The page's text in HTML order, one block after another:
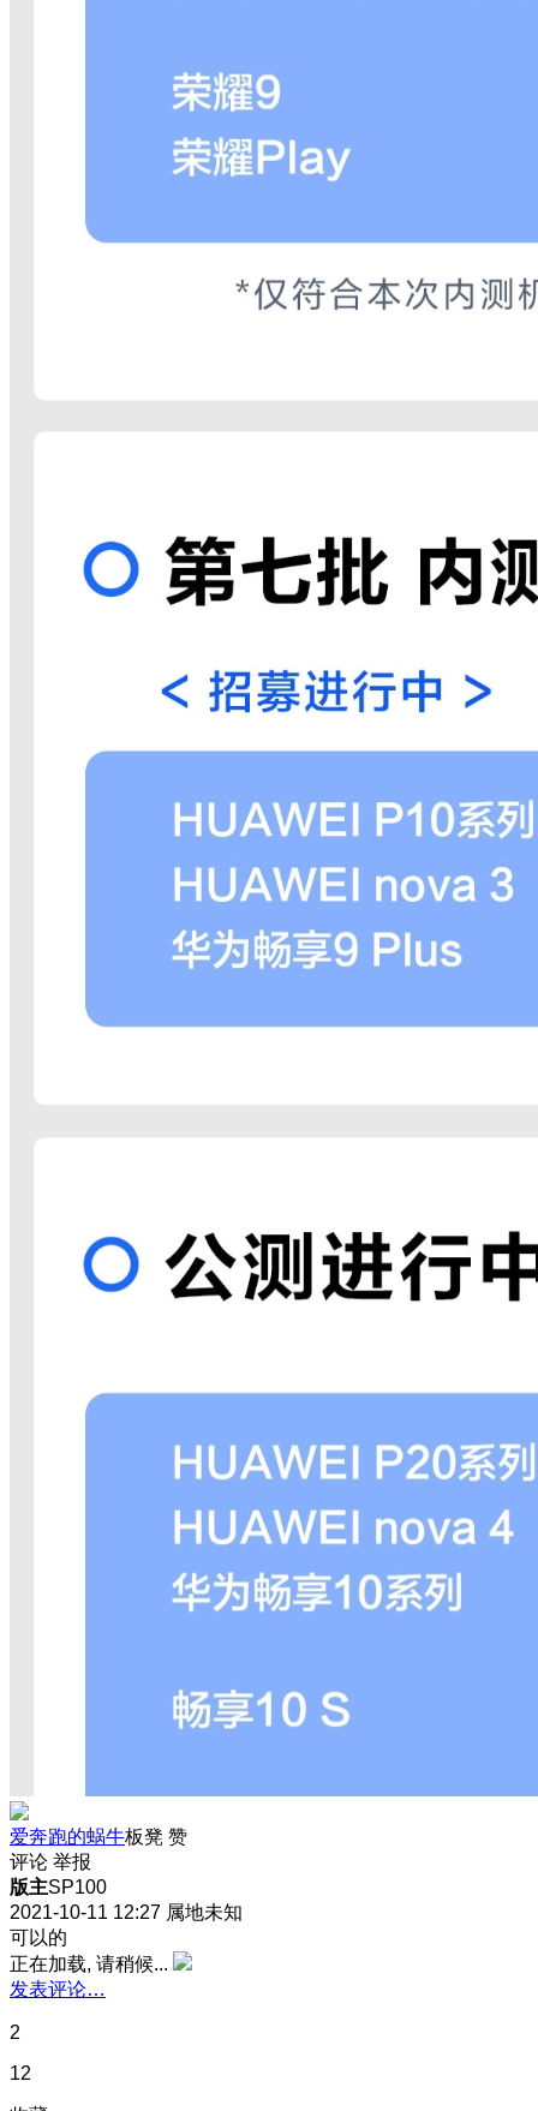
爱奔跑的蜗牛板凳 赞
评论 举报
版主SP100
2021-10-11 12:27 属地未知
可以的
正在加载, 请稍候...
发表评论…
2
12